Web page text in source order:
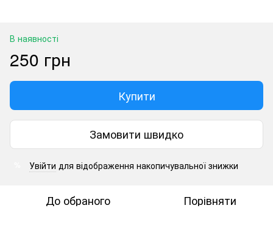
В наявності
250 грн
Купити
Замовити швидко
Увійти для відображення накопичувальної знижки
До обраного Порівняти